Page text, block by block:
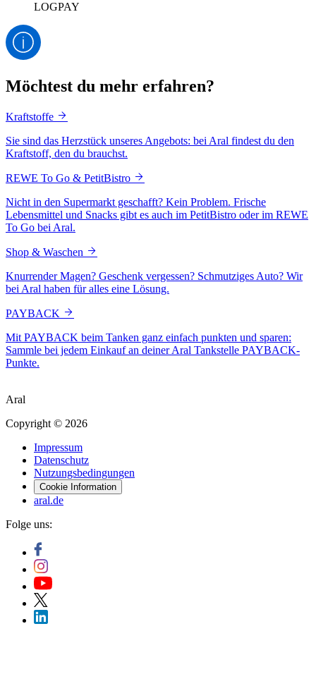
LOGPAY
Möchtest du mehr erfahren?
Kraftstoffe
Sie sind das Herzstück unseres Angebots: bei Aral findest du den
Kraftstoff, den du brauchst.
REWE To Go & PetitBistro
Nicht in den Supermarkt geschafft? Kein Problem. Frische
Lebensmittel und Snacks gibt es auch im PetitBistro oder im REWE
To Go bei Aral.
Shop & Waschen
Knurrender Magen? Geschenk vergessen? Schmutziges Auto? Wir
bei Aral haben für alles eine Lösung.
PAYBACK
Mit PAYBACK beim Tanken ganz einfach punkten und sparen:
Sammle bei jedem Einkauf an deiner Aral Tankstelle PAYBACK-
Punkte.
Aral
Copyright © 2026
Impressum
Datenschutz
Nutzungsbedingungen
Cookie Information
aral.de
Folge uns: